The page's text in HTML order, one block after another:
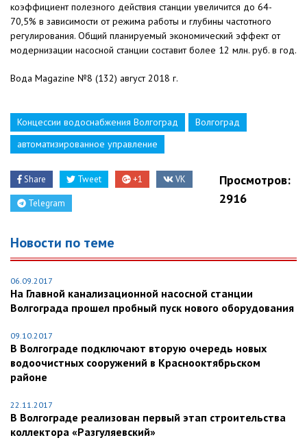
коэффициент полезного действия станции увеличится до 64-
70,5% в зависимости от режима работы и глубины частотного
регулирования. Общий планируемый экономический эффект от
модернизации насосной станции составит более 12 млн. руб. в год.
Вода Magazine №8 (132) август 2018 г.
Концессии водоснабжения Волгоград
Волгоград
автоматизированное управление
Share Tweet +1 VK
Telegram
Просмотров:
2916
Новости по теме
06.09.2017
На Главной канализационной насосной станции
Волгограда прошел пробный пуск нового оборудования
09.10.2017
В Волгограде подключают вторую очередь новых
водоочистных сооружений в Краснооктябрьском
районе
22.11.2017
В Волгограде реализован первый этап строительства
коллектора «Разгуляевский»